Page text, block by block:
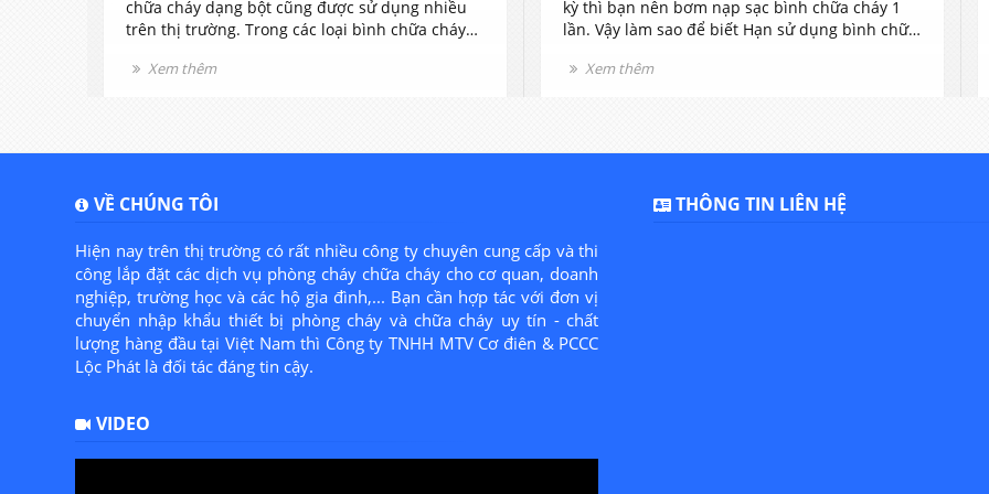
chữa cháy dạng bột cũng được sử dụng nhiều
trên thị trường. Trong các loại bình chữa cháy
dụng rất phổ biến vì nó có kích thước và khối
Xem thêm
kỳ thì bạn nên bơm nạp sạc bình chữa cháy 1
lần. Vậy làm sao để biết Hạn sử dụng bình chữa
cho nhân viên chúng tôi tư vấn cho bạn nhé.
Xem thêm
VỀ CHÚNG TÔI
Hiện nay trên thị trường có rất nhiều công ty chuyên cung cấp và thi
công lắp đặt các dịch vụ phòng cháy chữa cháy cho cơ quan, doanh
nghiệp, trường học và các hộ gia đình,... Bạn cần hợp tác với đơn vị
chuyển nhập khẩu thiết bị phòng cháy và chữa cháy uy tín - chất
lượng hàng đầu tại Việt Nam thì Công ty TNHH MTV Cơ điên & PCCC
Lộc Phát là đối tác đáng tin cậy.
VIDEO
THÔNG TIN LIÊN HỆ